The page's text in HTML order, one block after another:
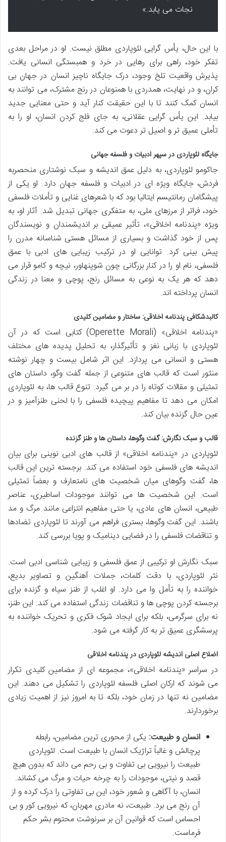
نجات می یابد.»
با این حال، یأس گرایی لئوپاردی مطلق نیست. او در مراحل بعدی
تفکر خود، راهی برای رهایی در خرد و همبستگی انسانی یافت.
پذیرش واقعیت تلخ وجود، درک جایگاه ناچیز انسان در جهان بی
کران، و در نهایت، همدردی با همنوعان در رنج مشترک، می توانند به
انسان کمک کنند تا با این حقیقت کنار آید و حتی معنایی جدید
بیابد. این یأس گرایی عقلانی، به جای فلج کردن انسان، او را به
تأملی عمیق تر و اصیل تر دعوت می کند.
جایگاه لئوپاردی در سپهر ادبیات و فلسفه جهانی
جاکومو لئوپاردی، به دلیل عمق اندیشه و سبک نوشتاری منحصربه
فردش، جایگاه ویژه ای در ادبیات و فلسفه جهان دارد. او یکی از
پیشگامان رمانتیسم ایتالیا بود که با شعرهای غنایی و تأملات فلسفی
خود، فراتر از مرزهای ملی، به متفکری جهانی تبدیل شد. آثار او، به
ویژه «پندنامه اخلاقی»، تأثیر عمیقی بر اندیشمندان و نویسندگان
پس از خود گذاشت و بسیاری از مسائل هستی شناسانه مدرن را
پیش بینی کرد. توانایی او در ترکیب زیبایی های ادبی با عمق
فلسفی، نام او را در کنار بزرگانی چون شوپنهاور، نیچه و کامو قرار می
دهد که هر یک به نوعی به مسائل رنج، پوچی و معنا در زندگی
انسان پرداخته اند.
کالبدشکافی پندنامه اخلاقی: ساختار و مضامین کلیدی
«پندنامه اخلاقی» (Operette Morali) کتابی است که در آن
لئوپاردی با زبانی نغز و تأثیرگذار، به تحلیل پدیده های مختلف
هستی و انسانی می پردازد. این اثر شامل بیست و چهار نوشته
منثور است که قالب های متنوعی از جمله گفت وگو، داستان های
تمثیلی و مقالات کوتاه را در بر می گیرد. تنوع قالب ها، به لئوپاردی
امکان می دهد تا مفاهیم پیچیده فلسفی را با لحنی طنزآمیز و در
عین حال گزنده بیان کند.
قالب و سبک نگارش: گفت وگوها، داستان ها و طنز گزنده
لئوپاردی در «پندنامه اخلاقی» از قالب های ادبی نوینی برای بیان
اندیشه های فلسفی خود استفاده می کند. برجسته ترین این قالب
ها، گفت وگوهای میان شخصیت های نامتعارف و بعضاً تمثیلی
است. این شخصیت ها می توانند موجودات اساطیری، عناصر
طبیعی، انسان های عادی، یا حتی مفاهیم انتزاعی مانند مرگ و مد
باشند. این گفت وگوها، بستری فراهم می آورند تا لئوپاردی تضادها
و تناقضات فلسفی را در فضایی دینامیک و پویا بررسی کند.
سبک نگارش او ترکیبی از عمق فلسفی و زیبایی شناسی ادبی است.
نثر لئوپاردی، با دقت کلمات، جملات آهنگین و تصاویر بدیع،
خواننده را به تأمل وا می دارد. او اغلب از طنز سیاه و گزنده برای
برجسته کردن پوچی ها و تناقضات زندگی استفاده می کند. این طنز،
نه برای سرگرمی، بلکه برای ایجاد شوک فکری و تحریک خواننده به
پرسشگری عمیق تر به کار گرفته می شود.
اضلاع اصلی اندیشه لئوپاردی در پندنامه اخلاقی
در سراسر «پندنامه اخلاقی»، مجموعه ای از مضامین کلیدی تکرار
می شوند که ارکان اصلی فلسفه لئوپاردی را تشکیل می دهند. این
مضامین نه تنها در زمان خود، بلکه تا به امروز نیز از اهمیت زیادی
برخوردارند.
انسان و طبیعت: یکی از محوری ترین مضامین، رابطه
پرچالش و غالباً تراژیک انسان با طبیعت است. لئوپاردی
طبیعت را نیرویی بی تفاوت و بی رحم می داند که بدون هیچ
قصد و نیتی، موجودات را به چرخه حیات و مرگ می کشاند.
انسان، با آگاهی و شعور خود، این بی تفاوتی را درک کرده و از
آن رنج می برد. طبیعت، نه مادری مهربان، که نیرویی کور و بی
احساس است که قوانین آن بر سرنوشت محتوم بشر حکم
فرماست.